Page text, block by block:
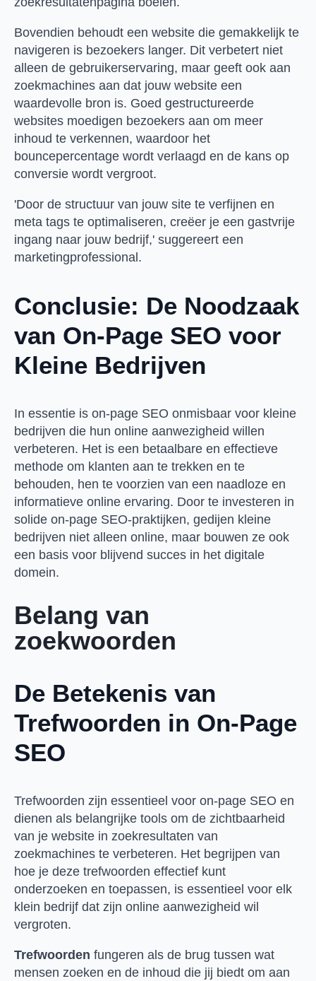
Bovendien behoudt een website die gemakkelijk te
navigeren is bezoekers langer. Dit verbetert niet
alleen de gebruikerservaring, maar geeft ook aan
zoekmachines aan dat jouw website een
waardevolle bron is. Goed gestructureerde
websites moedigen bezoekers aan om meer
inhoud te verkennen, waardoor het
bouncepercentage wordt verlaagd en de kans op
conversie wordt vergroot.
'Door de structuur van jouw site te verfijnen en
meta tags te optimaliseren, creëer je een gastvrije
ingang naar jouw bedrijf,' suggereert een
marketingprofessional.
Conclusie: De Noodzaak
van On-Page SEO voor
Kleine Bedrijven
In essentie is on-page SEO onmisbaar voor kleine
bedrijven die hun online aanwezigheid willen
verbeteren. Het is een betaalbare en effectieve
methode om klanten aan te trekken en te
behouden, hen te voorzien van een naadloze en
informatieve online ervaring. Door te investeren in
solide on-page SEO-praktijken, gedijen kleine
bedrijven niet alleen online, maar bouwen ze ook
een basis voor blijvend succes in het digitale
domein.
Belang van
zoekwoorden
De Betekenis van
Trefwoorden in On-Page
SEO
Trefwoorden zijn essentieel voor on-page SEO en
dienen als belangrijke tools om de zichtbaarheid
van je website in zoekresultaten van
zoekmachines te verbeteren. Het begrijpen van
hoe je deze trefwoorden effectief kunt
onderzoeken en toepassen, is essentieel voor elk
klein bedrijf dat zijn online aanwezigheid wil
vergroten.
Trefwoorden fungeren als de brug tussen wat
mensen zoeken en de inhoud die jij biedt om aan